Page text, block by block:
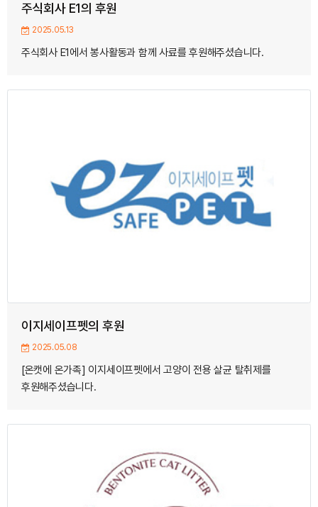
주식회사 E1의 후원
2025.05.13
주식회사 E1에서 봉사활동과 함께 사료를 후원해주셨습니다.
이지세이프펫의 후원
2025.05.08
[온캣에 온가족] 이지세이프펫에서 고양이 전용 살균 탈취제를
후원해주셨습니다.